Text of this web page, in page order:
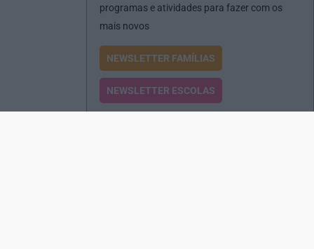
programas e atividades para fazer com os
mais novos
NEWSLETTER FAMÍLIAS
NEWSLETTER ESCOLAS